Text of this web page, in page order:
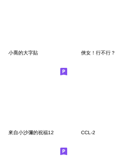
小喬的大字貼 俠女！行不行？
來自小沙彌的祝福12 CCL-2